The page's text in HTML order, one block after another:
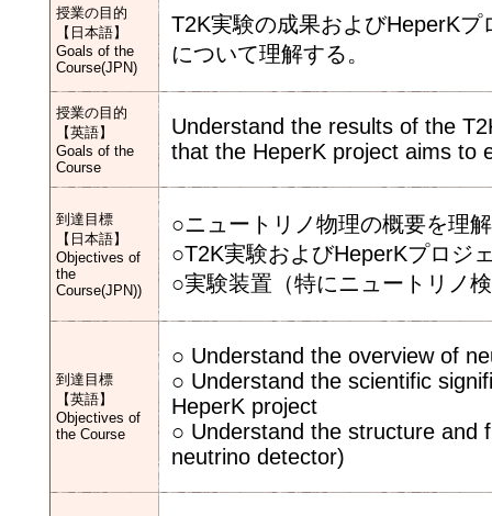
授業の目的
【日本語】
Goals of the
Course(JPN)
T2K実験の成果およびHeperK
について理解する。
授業の目的
【英語】
Goals of the
Course
Understand the results of the
that the HeperK project aims to
到達目標
【日本語】
Objectives of
the
Course(JPN))
○ニュートリノ物理の概要を理
○T2K実験およびHeperKプロジ
○実験装置（特にニュートリノ
到達目標
【英語】
Objectives of
the Course
○ Understand the overview of
○ Understand the scientific
HeperK project
○ Understand the structure and
neutrino detector)